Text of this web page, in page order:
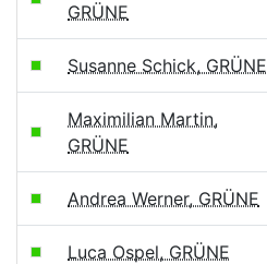
GRÜNE
Susanne Schick, GRÜNE
Maximilian Martin,
GRÜNE
Andrea Werner, GRÜNE
Luca Ospel, GRÜNE